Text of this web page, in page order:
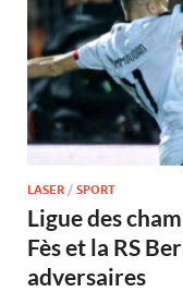
LASER / SPORT
Ligue des
Fès et la RS
adversaires